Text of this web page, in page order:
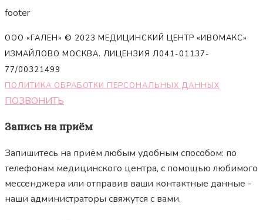
footer
ООО «ГАЛЕН» © 2023 МЕДИЦИНСКИЙ ЦЕНТР «ИВОМАКС»
ИЗМАЙЛОВО МОСКВА. ЛИЦЕНЗИЯ Л041-01137-
77/00321499
ПОЛИТИКА ОБРАБОТКИ ПЕРСОНАЛЬНЫХ ДАННЫХ
ПОЗВОНИТЬ
Запись на приём
Запишитесь на приём любым удобным способом: по
телефонам медицинского центра, с помощью любимого
мессенджера или отправив ваши контактные данные -
наши администраторы свяжутся с вами.